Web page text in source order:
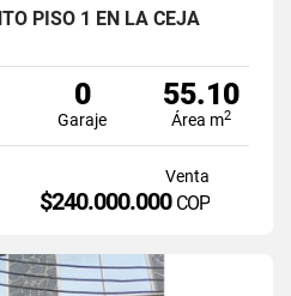
PISO 1 EN LA CEJA
0
Garaje
55.10
Área m2
Venta
$240.000.000 COP